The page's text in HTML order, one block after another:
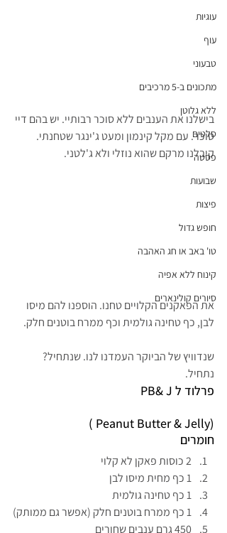
עוגיות
עוף
טבעוני
מתכונים ב-5 מרכיבים
ללא גלוטן
סלטים
פסטה
שבועות
פיצות
חופש גדול
טו' באב או חג האהבה
קינוח ללא אפיה
סיורים קולינארים
בישלנו את הענבים ללא סוכר רבותיי. יש בהם דיי
סוכר. עם מקל קינמון ומעט ג'ינגר שטחנתי.
קיבלנו מרקם שהוא נוזלי ולא ג'לטני.
את הפאקנים הקלויים טחנו. הוספנו להם מיסו
לבן, כף טחינה גולמית וכף ממרח בוטנים חלק.
שנדוויץ של הביוקר העמדנו לנו. שנתחיל?
נתחיל.
פרלוד ל PB& J
(Peanut Butter & Jelly )
חומרים
2 כוסות פאקן לא קלוי
1 כף מחית מיסו לבן
1 כף טחינה גולמית
1 כף ממרח בוטנים חלק (אפשר גם ממותק)
450 גרם ענבים שחורים